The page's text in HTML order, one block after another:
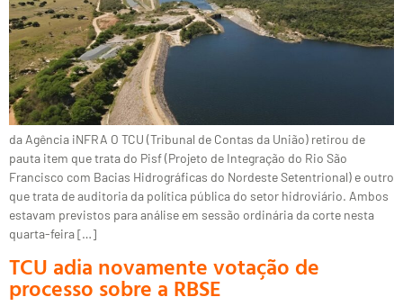
da Agência iNFRA O TCU (Tribunal de Contas da União) retirou de
pauta item que trata do Pisf (Projeto de Integração do Rio São
Francisco com Bacias Hidrográficas do Nordeste Setentrional) e outro
que trata de auditoria da política pública do setor hidroviário. Ambos
estavam previstos para análise em sessão ordinária da corte nesta
quarta-feira […]
TCU adia novamente votação de
processo sobre a RBSE